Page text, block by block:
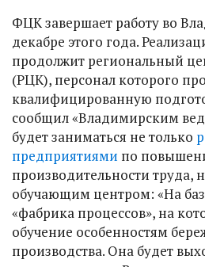
ФЦК завершает работу во
декабре этого года.
продолжит региональный
(РЦК), персонал которого
квалифицированную
сообщил «Владимирским
будет заниматься не только
предприятиями по
производительности труда,
обучающим центром: «На
«фабрика процессов», на
обучение особенностям
производства. Она будет